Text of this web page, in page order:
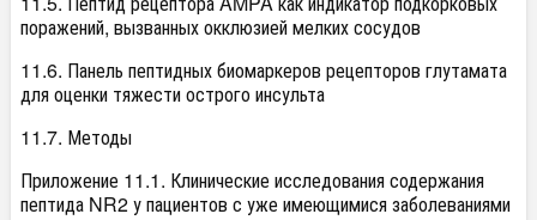
поражений, вызванных окклюзией мелких сосудов
11.6. Панель пептидных биомаркеров рецепторов глутамата
для оценки тяжести острого инсульта
11.7. Методы
Приложение 11.1. Клинические исследования содержания
пептида NR2 у пациентов с уже имеющимися заболеваниями